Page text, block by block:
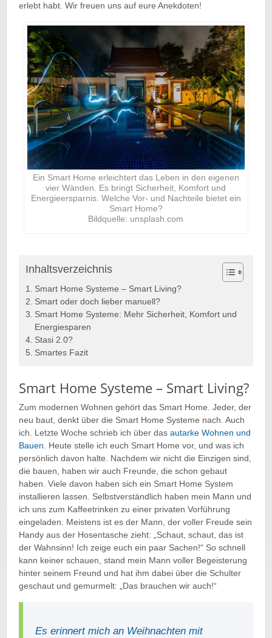
erlebt habt. Wir freuen uns auf eure Anekdoten!
Ein Smart Home erleichtert das Leben in den eigenen
vier Wänden. Es bringt Sicherheit, Komfort und
Energieersparnis. Welche Vor- und Nachteile bietet ein
Smart Home?
Bildquelle: unsplash.com
Inhaltsverzeichnis
Smart Home Systeme – Smart Living?
Smart oder doch lieber manuell?
Smart Home Systeme: Mehr Sicherheit, Komfort und
Energiesparen
Stasi 2.0?
Smartes Fazit
Smart Home Systeme – Smart Living?
Zum modernen Wohnen gehört das Smart Home. Jeder, der
neu baut, denkt über die Smart Home Systeme nach. Auch
ich. Letzte Woche schrieb ich über das autarke Wohnen und
Bauen. Heute stelle ich euch Smart Home vor, und was ich
persönlich davon halte. Nachdem wir nicht die Einzigen sind,
die bauen, haben wir auch Freunde, die schon gebaut
haben. Viele davon haben sich ein Smart Home System
installieren lassen. Selbstverständlich haben mein Mann und
ich uns zum Kaffeetrinken zu einer privaten Vorführung
eingeladen. Meistens ist es der Mann, der voller Freude sein
Handy aus der Hosentasche zieht: „Schaut, schaut, das ist
der Wahnsinn! Ich zeige euch ein paar Sachen!“ So schnell
kann keiner schauen, stand mein Mann voller Begeisterung
hinter seinem Freund und hat ihm dabei über die Schulter
geschaut und gemurmelt: „Das brauchen wir auch!“
Es erinnert mich an Weihnachten mit